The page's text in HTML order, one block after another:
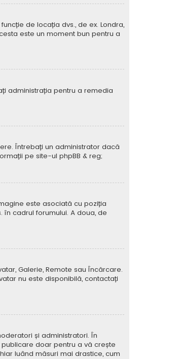
de locația dvs., de ex. Londra,
este un moment bun pentru a
administrația pentru a remedia
Întrebați un administrator dacă
pe site-ul phpBB & reg;
este asociată cu poziția
cadrul forumului. A doua, de
Galerie, Remote sau Încărcare.
nu este disponibilă, contactați
și administratori. În
doar pentru a vă crește
luând măsuri mai drastice, cum